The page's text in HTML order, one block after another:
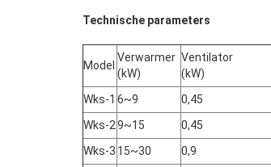
Technische parameters
Model
Verwarmer
(kW)
Ventilator
(kW)
Wks-1 6~9 0,45
Wks-29~15 0,45
Wks-3 15~30 0,9